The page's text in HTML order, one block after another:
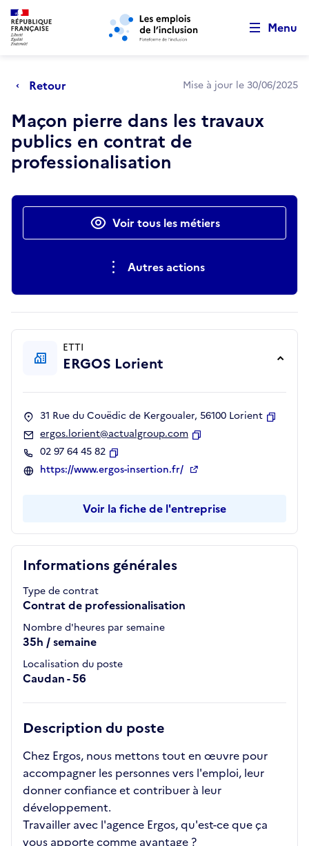
Aller au menu principal Aller au contenu principal
Menu
Retour Mise à jour le 30/06/2025
Maçon pierre dans les travaux
publics en contrat de
professionalisation
Actions rapidesVoir tous les métiers
Autres actions
Informations générales
Type de contrat
Contrat de professionalisation
Nombre d'heures par semaine
35h / semaine
Localisation du poste
Caudan - 56
Description du poste
Chez Ergos, nous mettons tout en œuvre pour
accompagner les personnes vers l'emploi, leur
donner confiance et contribuer à leur
développement.
Travailler avec l'agence Ergos, qu'est-ce que ça
vous apporte comme avantage ?
ETTI
ERGOS Lorient
31 Rue du Couëdic de Kergoualer, 56100 Lorient
ergos.lorient@actualgroup.com
02 97 64 45 82
Copier
https://www.ergos-insertion.fr/
Voir la fiche de l'entreprise
Retour au début de la page
Panneau de gestion des cookies